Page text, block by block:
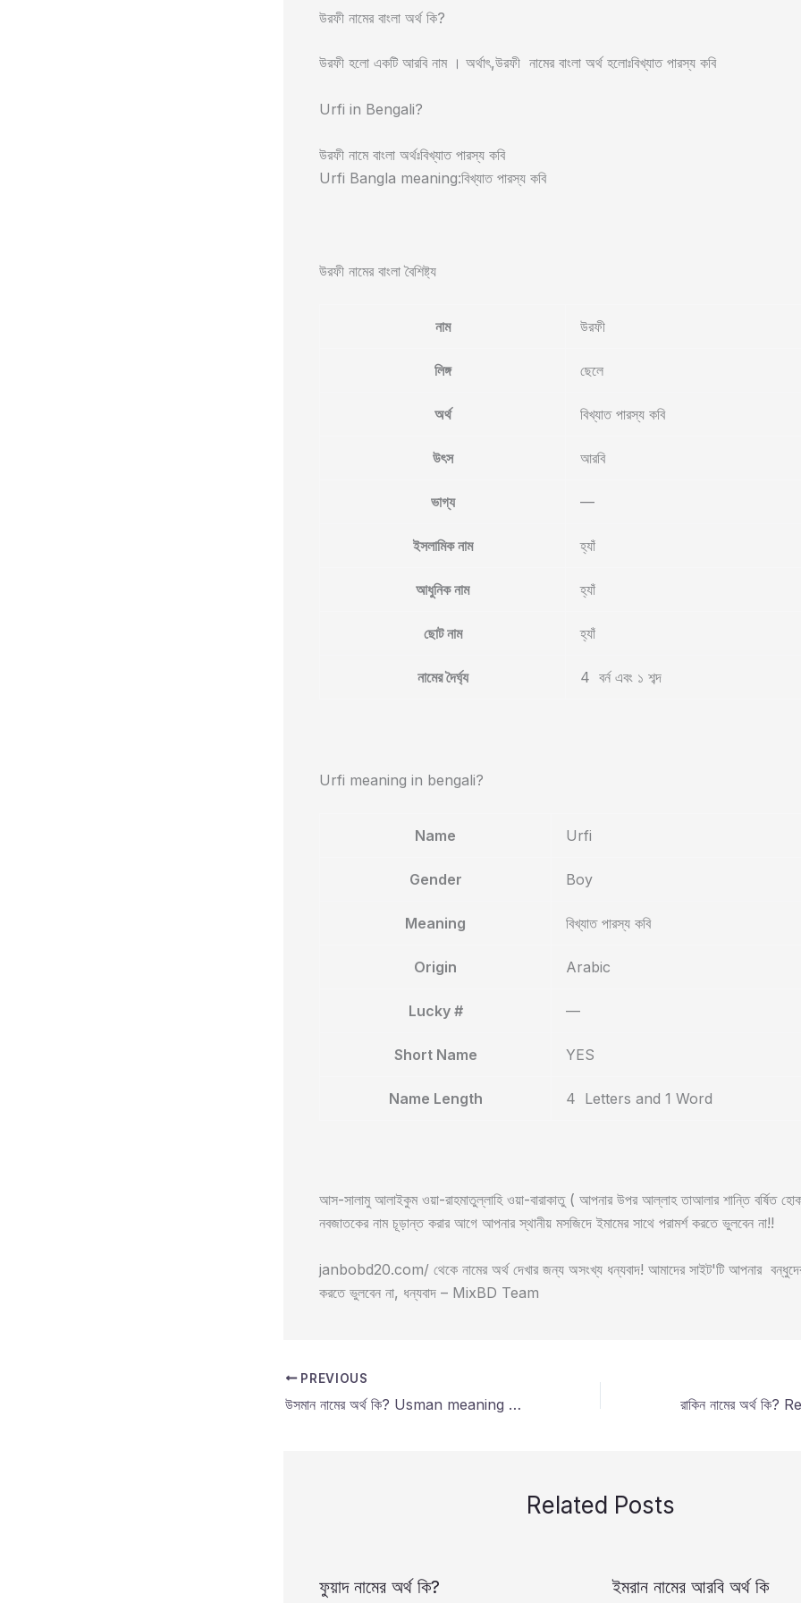
উরফী নামের বাংলা অর্থ কি?
উরফী হলো একটি আরবি নাম । অর্থাৎ,উরফী নামের বাংলা অর্থ হলোঃবিখ্যাত পারস্য কবি
Urfi in Bengali?
উরফী নামে বাংলা অর্থঃবিখ্যাত পারস্য কবি
Urfi Bangla meaning:বিখ্যাত পারস্য কবি
উরফী নামের বাংলা বৈশিষ্ট্য
নাম উরফী
লিঙ্গ ছেলে
অর্থ বিখ্যাত পারস্য কবি
উৎস আরবি
ভাগ্য —
ইসলামিক নাম হ্যাঁ
আধুনিক নাম হ্যাঁ
ছোট নাম হ্যাঁ
নামের দৈর্ঘ্য 4 বর্ন এবং ১ শব্দ
Urfi meaning in bengali?
Name Urfi
Gender Boy
Meaning বিখ্যাত পারস্য কবি
Origin Arabic
Lucky # —
Short Name YES
Name Length 4 Letters and 1 Word
আস-সালামু আলাইকুম ওয়া-রাহমাতুল্লাহি ওয়া-বারাকাতু ( আপনার উপর আল্লাহ তাআলার শান্তি বর্ষিত
নবজাতকের নাম চূড়ান্ত করার আগে আপনার স্থানীয় মসজিদে ইমামের সাথে পরামর্শ করতে ভুলবেন না!!
janbobd20.com/ থেকে নামের অর্থ দেখার জন্য অসংখ্য ধন্যবাদ! আমাদের সাইট'টি আপনার বন্ধুদের
করতে ভুলবেন না, ধন্যবাদ – MixBD Team
PREVIOUS
উসমান নামের অর্থ কি? Usman meaning in bengali?
Related Posts
ফুয়াদ নামের অর্থ কি? ইমরান নামের আরবি অর্থ কি